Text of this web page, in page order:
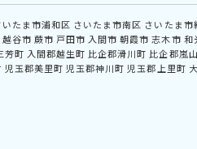
いたま市浦和区 さいたま市南区 さいたま市
越谷市 蕨市 戸田市 入間市 朝霞市 志木市 和
芳町 入間郡越生町 比企郡滑川町 比企郡嵐
児玉郡美里町 児玉郡神川町 児玉郡上里町